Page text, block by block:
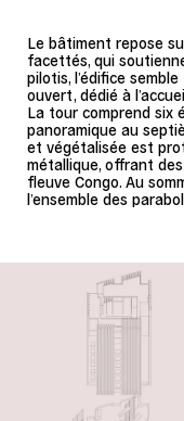
Le bâtiment repose
facettés, qui
pilotis, l’édifice
ouvert, dédié à
La tour comprend six
panoramique au
et végétalisée est
métallique, offrant
fleuve Congo. Au
l’ensemble des